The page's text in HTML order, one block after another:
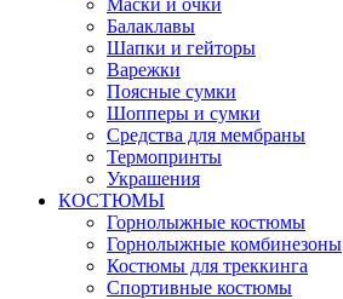
Маски и очки
Балаклавы
Шапки и гейторы
Варежки
Поясные сумки
Шопперы и сумки
Средства для мембраны
Термопринты
Украшения
КОСТЮМЫ
Горнолыжные костюмы
Горнолыжные комбинезоны
Костюмы для треккинга
Спортивные костюмы